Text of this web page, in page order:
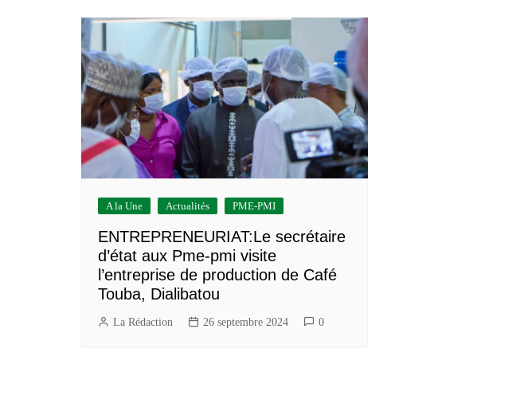
Energie/Environnement
Construction/BTP
Services marchands
A la Une Actualités PME-PMI
ENTREPRENEURIAT:Le secrétaire
d’état aux Pme-pmi visite
l’entreprise de production de Café
Touba, Dialibatou
La Rédaction 26 septembre 2024 0